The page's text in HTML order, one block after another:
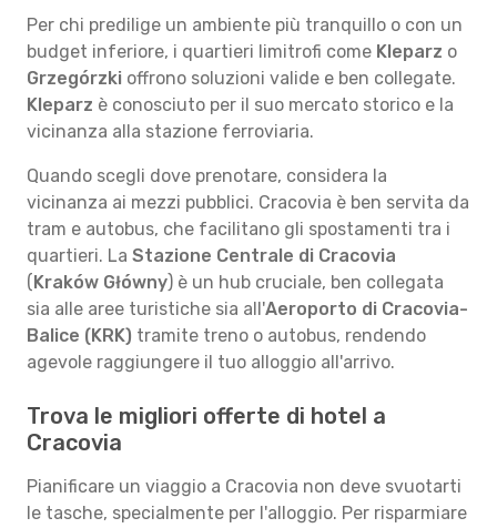
Per chi predilige un ambiente più tranquillo o con un
budget inferiore, i quartieri limitrofi come Kleparz o
Grzegórzki offrono soluzioni valide e ben collegate.
Kleparz è conosciuto per il suo mercato storico e la
vicinanza alla stazione ferroviaria.
Quando scegli dove prenotare, considera la
vicinanza ai mezzi pubblici. Cracovia è ben servita da
tram e autobus, che facilitano gli spostamenti tra i
quartieri. La Stazione Centrale di Cracovia
(Kraków Główny) è un hub cruciale, ben collegata
sia alle aree turistiche sia all'Aeroporto di Cracovia-
Balice (KRK) tramite treno o autobus, rendendo
agevole raggiungere il tuo alloggio all'arrivo.
Trova le migliori offerte di hotel a
Cracovia
Pianificare un viaggio a Cracovia non deve svuotarti
le tasche, specialmente per l'alloggio. Per risparmiare